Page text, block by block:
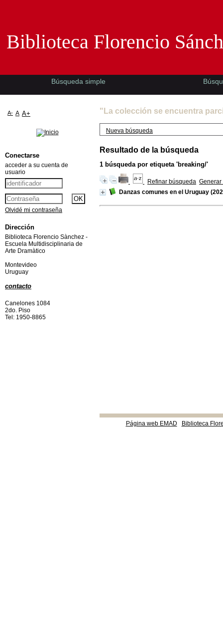
"La colección se encuentra
Nueva búsqueda
Resultado de la búsqueda
1 búsqueda por etiqueta 'breaking/'
Refinar búsqueda Generar
Danzas comunes en el Uruguay
Página web EMAD Biblioteca
Biblioteca Florencio
Búsqueda simple
A- A A+
Conectarse
acceder a su cuenta de
usuario
Olvidé mi contraseña
Dirección
Biblioteca Florencio Sànchez -
Escuela Multidisciplinaria de
Arte Dramàtico
Montevideo
Uruguay
contacto
Canelones 1084
2do. Piso
Tel: 1950-8865